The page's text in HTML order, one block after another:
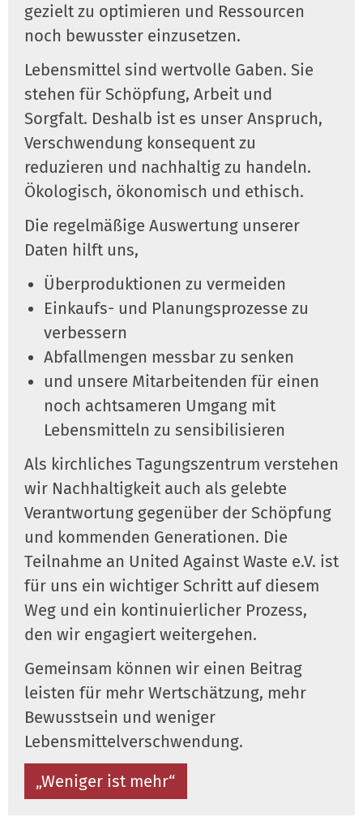
gezielt zu optimieren und Ressourcen
noch bewusster einzusetzen.
Lebensmittel sind wertvolle Gaben. Sie
stehen für Schöpfung, Arbeit und
Sorgfalt. Deshalb ist es unser Anspruch,
Verschwendung konsequent zu
reduzieren und nachhaltig zu handeln.
Ökologisch, ökonomisch und ethisch.
Die regelmäßige Auswertung unserer
Daten hilft uns,
Überproduktionen zu vermeiden
Einkaufs- und Planungsprozesse zu
verbessern
Abfallmengen messbar zu senken
und unsere Mitarbeitenden für einen
noch achtsameren Umgang mit
Lebensmitteln zu sensibilisieren
Als kirchliches Tagungszentrum verstehen
wir Nachhaltigkeit auch als gelebte
Verantwortung gegenüber der Schöpfung
und kommenden Generationen. Die
Teilnahme an United Against Waste e.V. ist
für uns ein wichtiger Schritt auf diesem
Weg und ein kontinuierlicher Prozess,
den wir engagiert weitergehen.
Gemeinsam können wir einen Beitrag
leisten für mehr Wertschätzung, mehr
Bewusstsein und weniger
Lebensmittelverschwendung.
„Weniger ist mehr“